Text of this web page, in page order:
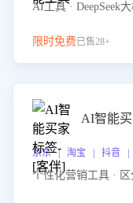
AI工具 · DeepSeek
限时免费已售28+
AI智能
京东 | 淘宝 | 抖音 |
个性化营销工具 ·